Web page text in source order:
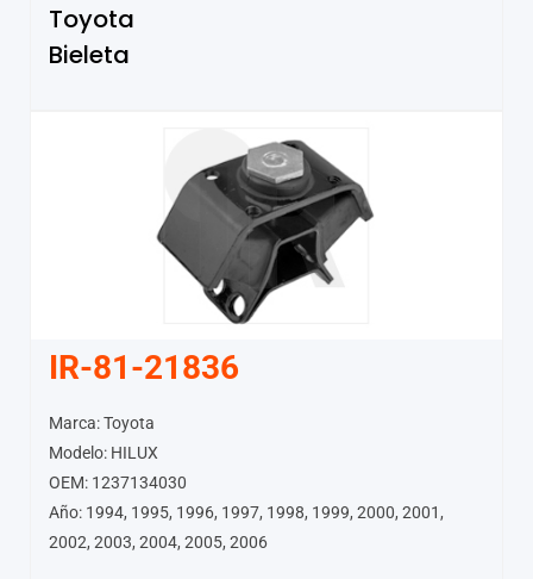
Toyota
Bieleta
IR-81-21836
Marca: Toyota
Modelo: HILUX
OEM: 1237134030
Año: 1994, 1995, 1996, 1997, 1998, 1999, 2000, 2001,
2002, 2003, 2004, 2005, 2006